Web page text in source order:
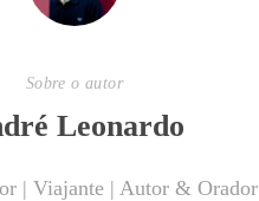
Sobre o autor
Leonardo
| Viajante | Autor & Orador